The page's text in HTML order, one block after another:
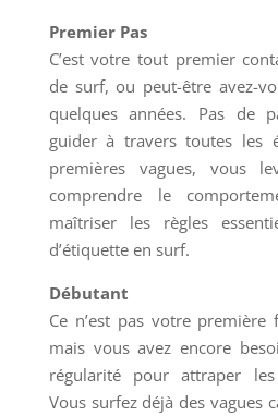
Premier Pas
C’est votre tout premier
de surf, ou peut-être avez-
quelques années. Pas de
guider à travers toutes les
premières vagues, vous
comprendre le
maîtriser les règles
d’étiquette en surf.
Débutant
Ce n’est pas votre
mais vous avez encore
régularité pour attraper les
Vous surfez déjà des vagues